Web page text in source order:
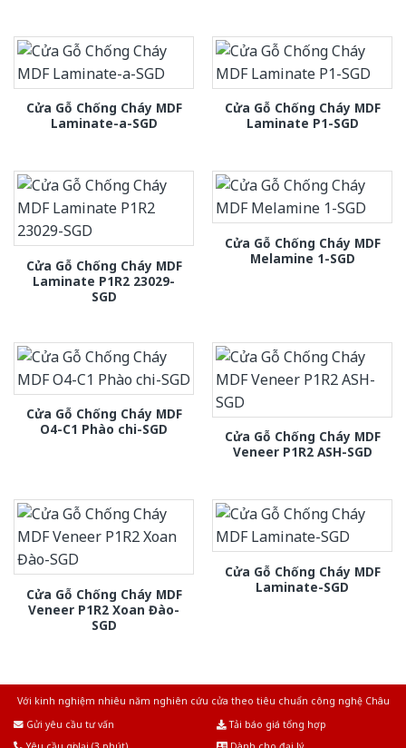
Cửa Gỗ Chống Cháy MDF
Laminate-a-SGD
Cửa Gỗ Chống Cháy MDF
Laminate P1-SGD
Cửa Gỗ Chống Cháy MDF
Laminate P1R2 23029-
SGD
Cửa Gỗ Chống Cháy MDF
Melamine 1-SGD
Cửa Gỗ Chống Cháy MDF
O4-C1 Phào chi-SGD
Cửa Gỗ Chống Cháy MDF
Veneer P1R2 ASH-SGD
Cửa Gỗ Chống Cháy MDF
Veneer P1R2 Xoan Đào-
SGD
Cửa Gỗ Chống Cháy MDF
Laminate-SGD
Với kinh nghiệm nhiêu năm nghiên cứu cửa theo tiêu chuẩn công nghệ Châu
Gửi yêu cầu tư vấn
Tải báo giá tổng hợp